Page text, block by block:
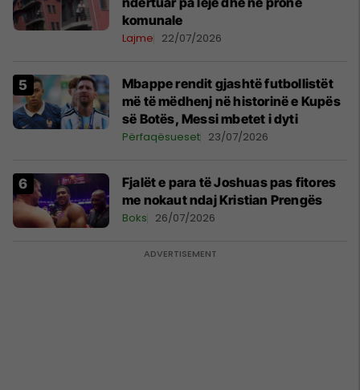
komunale
Lajme 22/07/2026
Mbappe rendit gjashtë futbollistët
më të mëdhenj në historinë e Kupës
së Botës, Messi mbetet i dyti
Përfaqësueset 23/07/2026
Fjalët e para të Joshuas pas fitores
me nokaut ndaj Kristian Prengës
Boks 26/07/2026